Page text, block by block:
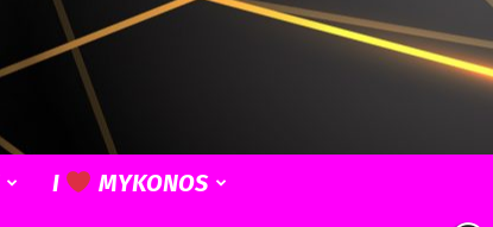
I
MYKONOS